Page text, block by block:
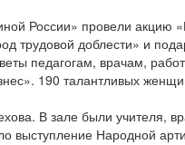
России» провели акцию
трудовой доблести» и
педагогам, врачам,
190 талантливых
В зале были учителя,
выступление Народной